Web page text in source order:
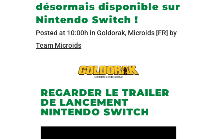
désormais disponible sur
Nintendo Switch !
Posted at 10:00h in Goldorak, Microids [FR] by
Team Microids
REGARDER LE TRAILER
DE LANCEMENT
NINTENDO SWITCH